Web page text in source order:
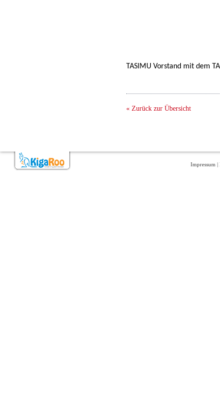
TASIMU Vorstand mit dem
« Zurück zur Übersicht
Impressum |